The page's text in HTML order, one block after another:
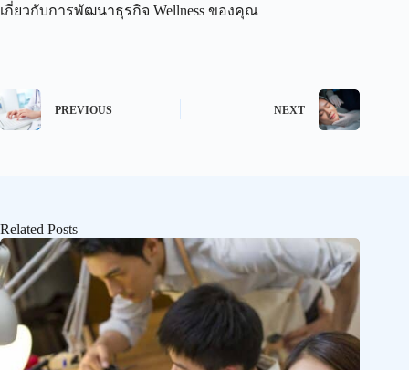
เกี่ยวกับการพัฒนาธุรกิจ Wellness ของคุณ
PREVIOUS NEXT
Related Posts